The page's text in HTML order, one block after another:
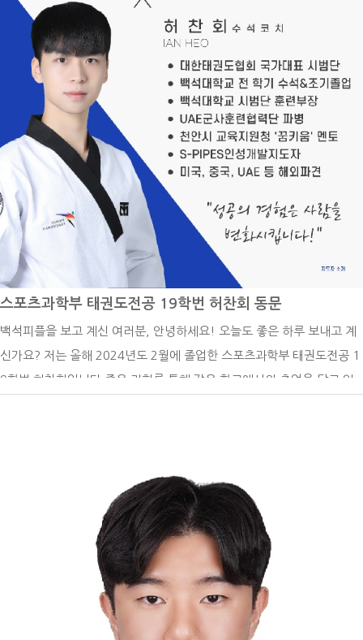
인을 실무적으로 경험했고, 이러한 배경이 현재 운영하고 있는 청소업 창
업까지 이어졌습니다. 많은 분들이 산업디자인과와 청소업이 어떻게 연
결될 수 있었는지 궁금해하십니다만 저는 지금도 디자인을 하고 있다고
생각합니다. 현재 저는 케어프렌즈의 대표로, 소파, 매트리스, 에어컨 등
전문 클리닝 서비스를 제공하고 있습니다. 또한, 대학교 기숙사, 호텔 등
대규모 시설 청소 프로젝트도 수행하며, 단순한 청소가 아닌 공간 컨디션
을 관리하는 서비스로 차별화를 두고 있습니다. 이 과정에서 브랜드 정체
성을 구축하는 것이 무엇보다 중요했습니다. 디자인적 사고가 비즈니스
에서도 강력한 무기가 될 수 있다는 것을 몸소 실감하기 때문에 산업디자
인과에서 배운 경험을 살려, 단순한 청소업이 아니라 고객들에게 신뢰감
을 줄 수 있도록 브랜드 로고, 웹사이트, SNS 콘텐츠, 마케팅 전략까지
직접 기획하고 실행했습니다. 그렇게 고객과의 신뢰 형성, 차별화된 서비
스 포지셔닝에 집중하며 하나의 브랜드로 성장시키기 위해 노력하고 있
습니다. - 후배들에게 하고 싶은 말을 자유롭게 써주세요. -저는 대학 시
절 공모전과 학업을 병행하며 디자인 능력을 키웠습니다. 사실 정말 열심
히 살았던 것 같습니다. 한편으로는 지금 생각해보면 학업을 충실히 하는
은 특정 분야에만 적용될 것처럼 보일 수도 있겠지만, 시간이 지나면 예
상치 못한 곳에서 강력한 무기가 될 수 있는 것 같습니다. 그러니 지금의
과정에 최선을 다하고, 기회가 왔을 때 적극적으로 도전해 보시는 것도
스포츠과학부 태권도전공 19학번 허찬회 동문
백석피플을 보고 계신 여러분, 안녕하세요! 오늘도 좋은 하루 보내고 계
신가요? 저는 올해 2024년도 2월에 졸업한 스포츠과학부 태권도전공 1
9학번 허찬회입니다.좋은 기회를 통해 같은 학교에서의 추억을 담고 있
Loughborough University에 스포츠 매니지먼트 석사과정으로 입학할
예정입니다. 올해 태권도전공 친구들과 함께 대한체육회 스포츠마케팅
서포터즈(스마터즈) 활동을 하면서 이 분야에 대한 한국의 많은 스포츠
협회(기관)들의 인식 및 경영적 부족함을 느꼈고, 스포츠 매니지먼트를
공부해보고 싶어 대학원 진학을 선택하게 되었습니다. 대학 선택에 있어
서는 올해 국내 대학원을 준비했지만 개인적인 실수로 지원을 하지 못하
게 되면서 어릴 적부터 금전적인 문제와 영어 공포로 포기해왔던 유학에